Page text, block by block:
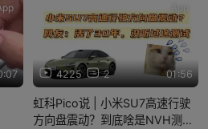
4225 2 01:56
虹科Pico说 | 小米SU7高速行驶
方向盘震动？到底啥是NVH测